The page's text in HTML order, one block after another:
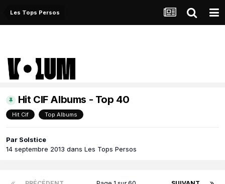
Les Tops Persos
Hit CIF Albums - Top 40
Hit Cif Top Albums
Par Solstice
14 septembre 2013 dans Les Tops Persos